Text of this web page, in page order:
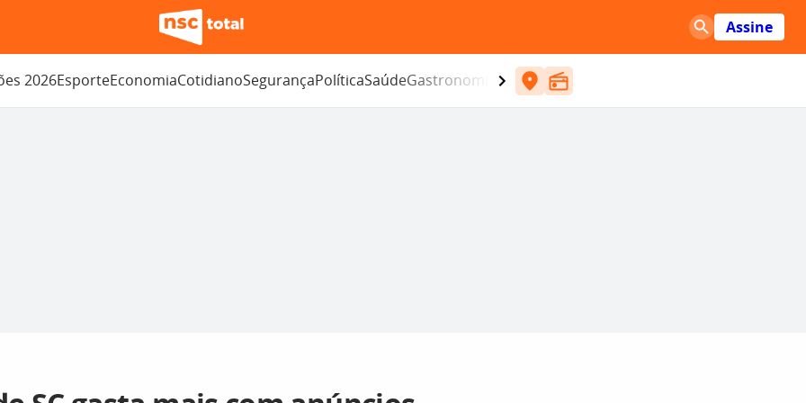
Assine
2026EsporteEconomiaCotidianoSegurançaPolíticaSaúdeGastronomia Entretenimento